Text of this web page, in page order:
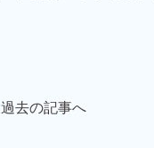
過去の記事へ